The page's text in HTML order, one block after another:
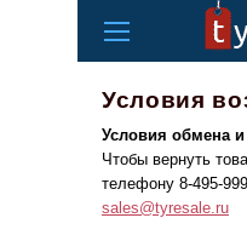
Условия
Условия обмена и
Чтобы вернуть
телефону 8-495-
sales@tyresale.ru